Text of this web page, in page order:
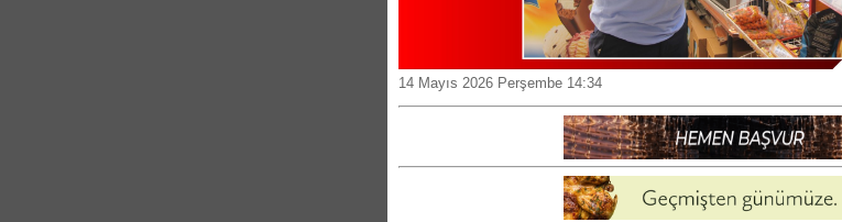
14 Mayıs 2026 Perşembe 14:34